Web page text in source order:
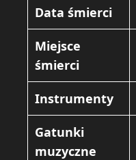
Data śmierci
Miejsce
śmierci
Instrumenty
Gatunki
muzyczne